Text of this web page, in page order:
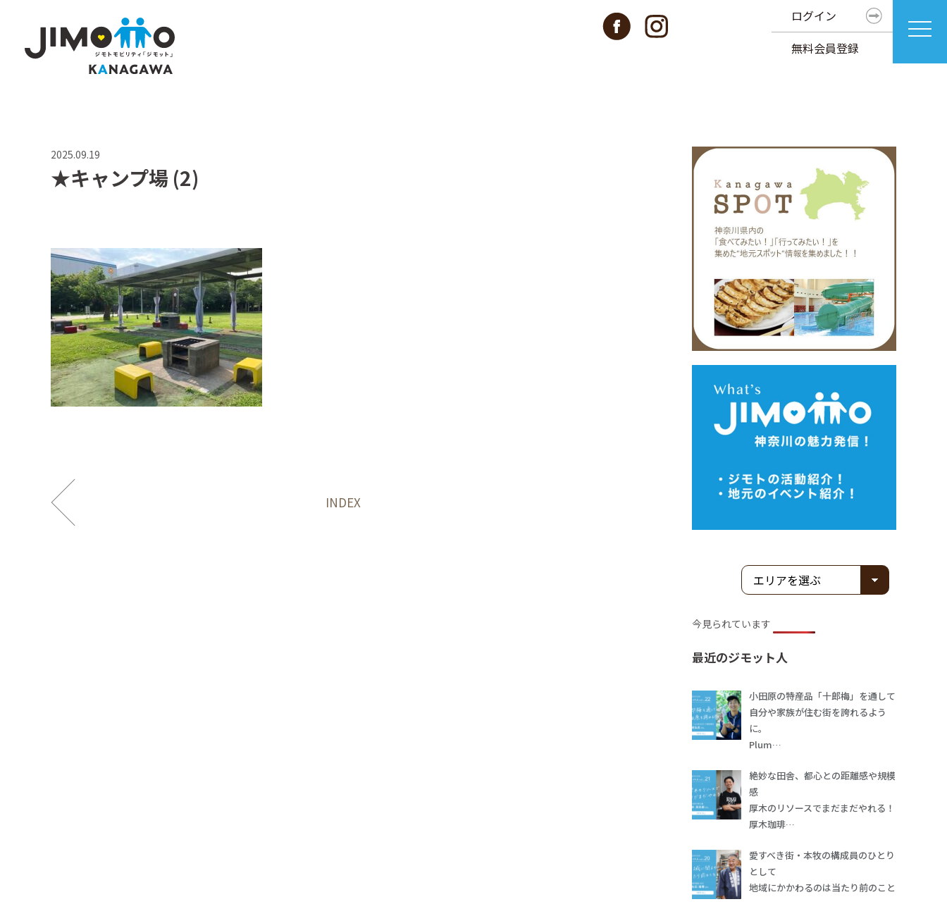
ログイン
無料会員登録
2025.09.19
★キャンプ場 (2)
INDEX
今見られています
最近のジモット人
小田原の特産品「十郎梅」を通して
自分や家族が住む街を誇れるよう
に。
Plum…
絶妙な田舎、都心との距離感や規模
感
厚木のリソースでまだまだやれる！
厚木珈琲…
愛すべき街・本牧の構成員のひとり
として
地域にかかわるのは当たり前のこと